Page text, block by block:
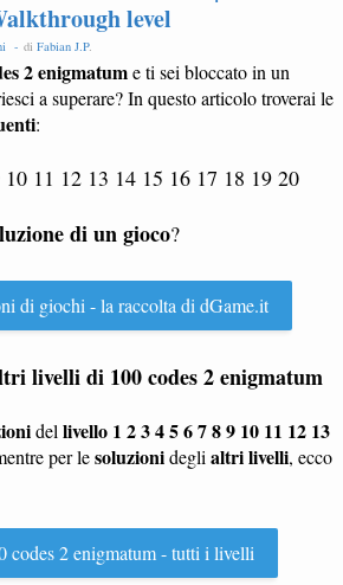
level
- di Fabian J.P.
2 enigmatume ti sei bloccato in un
a superare? In questo articolo troverai le
:
11 12 13 14 15 16 17 18 19 20
di un gioco?
di giochi - la raccolta di dGame.it
livelli di 100 codes 2 enigmatum
del livello 1 2 3 4 5 6 7 8 9 10 11 12 13
per lesoluzionidegli altri livelli, ecco
codes 2 enigmatum - tutti i livelli